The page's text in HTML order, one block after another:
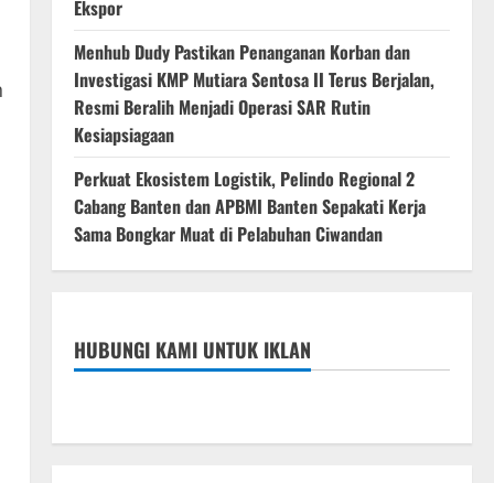
Ekspor
Menhub Dudy Pastikan Penanganan Korban dan
Investigasi KMP Mutiara Sentosa II Terus Berjalan,
Resmi Beralih Menjadi Operasi SAR Rutin
Kesiapsiagaan
Perkuat Ekosistem Logistik, Pelindo Regional 2
Cabang Banten dan APBMI Banten Sepakati Kerja
Sama Bongkar Muat di Pelabuhan Ciwandan
HUBUNGI KAMI UNTUK IKLAN